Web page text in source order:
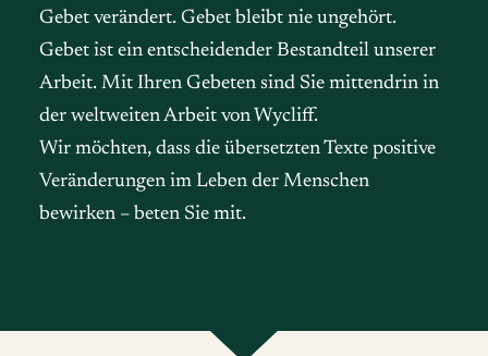
Gebet verändert. Gebet bleibt nie ungehört.
Gebet ist ein entscheidender Bestandteil unserer
Arbeit. Mit Ihren Gebeten sind Sie mittendrin in
der weltweiten Arbeit von Wycliff.
Wir möchten, dass die übersetzten Texte positive
Veränderungen im Leben der Menschen
bewirken – beten Sie mit.